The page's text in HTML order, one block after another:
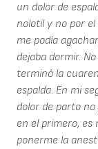
un dolor de
nolotil y no por
me podía
dejaba dormir.
terminó la
espalda. En mi
dolor de parto
en el primero,
ponerme la